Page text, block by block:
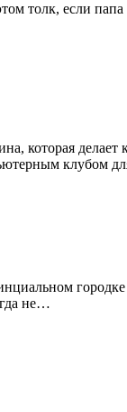
толк, если
делает
клубом
не…